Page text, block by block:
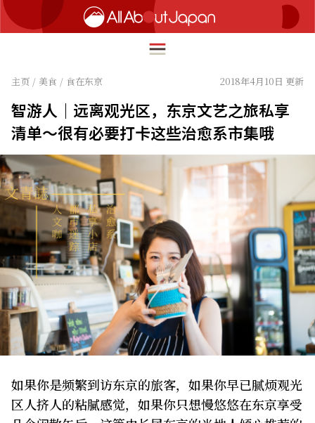
English
简体中文
繁體中文
ภาษาไทย
한국어
日本語
HOME
旅行
美食
文化
热点
生活
关于我们 网站政策
主页 / 美食 / 食在东京 2018年4月10日 更新
智游人｜远离观光区，东京文艺之旅私享
清单～很有必要打卡这些治愈系市集哦
如果你是频繁到访东京的旅客，如果你早已腻烦观光
区人挤人的粘膩感觉，如果你只想慢悠悠在东京享受